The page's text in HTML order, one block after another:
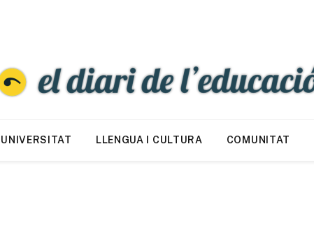
UNIVERSITAT LLENGUA I CULTURA COMUNITAT